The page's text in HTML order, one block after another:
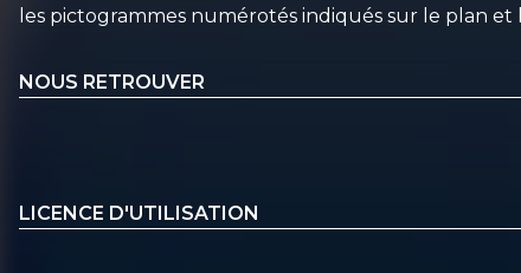
les pictogrammes numérotés indiqués sur le plan
NOUS RETROUVER
LICENCE D'UTILISATION